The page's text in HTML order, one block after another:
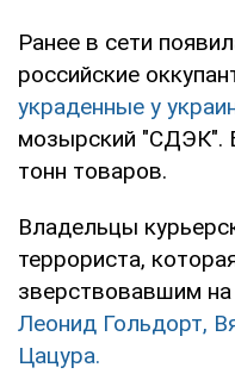
Ранее в сети
российские
украденные у
мозырский "СДЭК".
тонн товаров.
Владельцы
террориста,
зверствовавшим
Леонид Гольдорт,
Цацура.